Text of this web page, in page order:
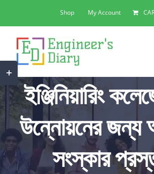
to
content
Shop My Account
ইঞ্জিনিয়ারিং
উন্নোয়নের জন্য
সংস্কার
Toggle
Sliding
Bar
Area